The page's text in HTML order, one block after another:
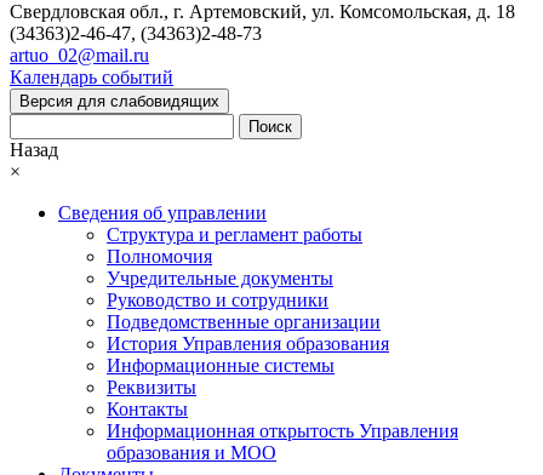
Свердловская обл., г. Артемовский, ул. Комсомольская, д. 18
(34363)2-46-47, (34363)2-48-73
artuo_02@mail.ru
Календарь событий
Версия для слабовидящих
Поиск
Назад
×
Сведения об управлении
Структура и регламент работы
Полномочия
Учредительные документы
Руководство и сотрудники
Подведомственные организации
История Управления образования
Информационные системы
Реквизиты
Контакты
Информационная открытость Управления
образования и МОО